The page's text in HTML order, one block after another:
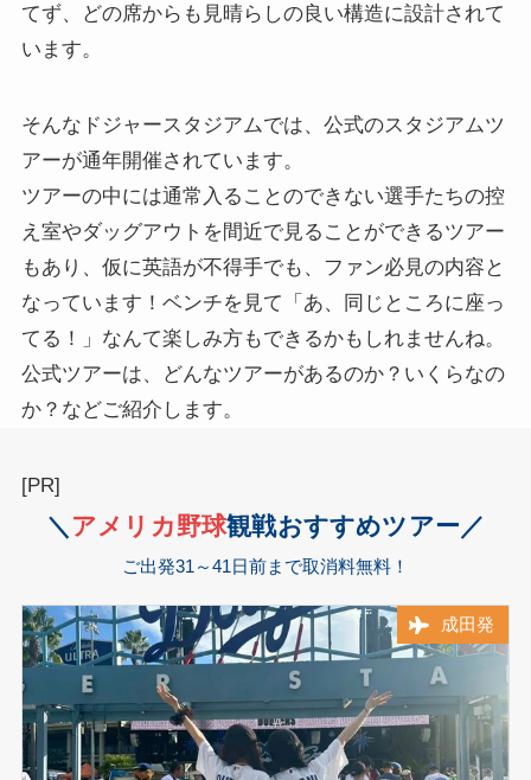
てず、どの席からも見晴らしの良い構造に設計されて
います。
そんなドジャースタジアムでは、公式のスタジアムツ
アーが通年開催されています。
ツアーの中には通常入ることのできない選手たちの控
え室やダッグアウトを間近で見ることができるツアー
もあり、仮に英語が不得手でも、ファン必見の内容と
なっています！ベンチを見て「あ、同じところに座っ
てる！」なんて楽しみ方もできるかもしれませんね。
公式ツアーは、どんなツアーがあるのか？いくらなの
か？などご紹介します。
[PR]
＼ アメリカ野球観戦おすすめツアー／
ご出発31～41日前まで取消料無料！
成田発